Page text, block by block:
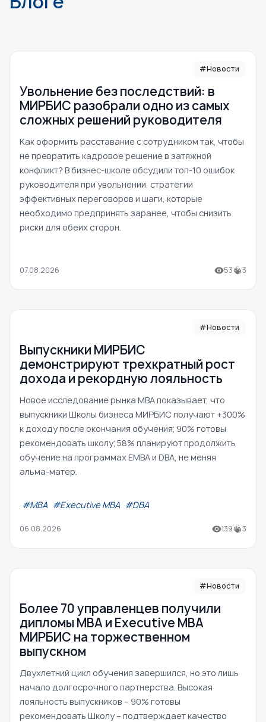
#Новости
Увольнение без последствий: в
МИРБИС разобрали одно из самых
сложных решений руководителя
Как оформить расставание с сотрудником так, чтобы
не превратить кадровое решение в затяжной
конфликт? В бизнес-школе обсудили топ-10 ошибок
руководителя при увольнении, стратегии
эффективных переговоров и шаги, которые
необходимо предпринять заранее, чтобы снизить
риски для обеих сторон.
07.08.2026 53 3
#Новости
Выпускники МИРБИС
демонстрируют трехкратный рост
дохода и рекордную лояльность
Новое исследование рынка MBA показывает, что
выпускники Школы бизнеса МИРБИС получают +300%
к доходу после окончания обучения; 90% готовы
рекомендовать школу; 58% планируют продолжить
обучение на программах EMBA и DBA, не меняя
альма-матер.
#МВА #Executive MBA #DBA
06.08.2026 139 3
#Новости
Более 70 управленцев получили
дипломы MBA и Executive MBA
МИРБИС на торжественном
выпускном
Двухлетний цикл обучения завершился, но это лишь
начало долгосрочного партнерства. Высокая
лояльность выпускников – 90% готовы
рекомендовать Школу – подтверждает качество